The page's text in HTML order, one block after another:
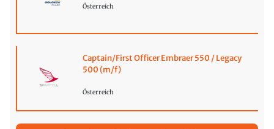
Österreich
Captain/First Officer Embraer 550 / Legacy
500 (m/f)
Österreich